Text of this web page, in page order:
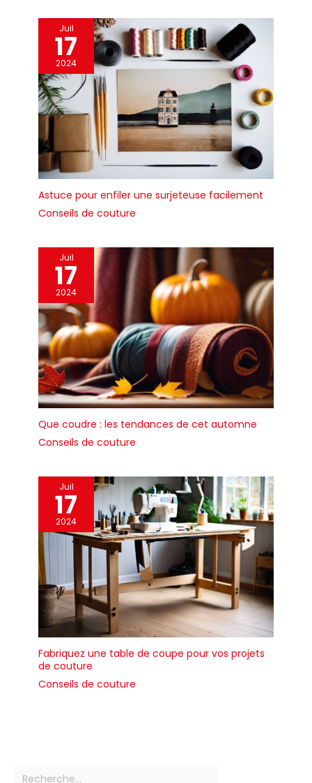
Juil
17
2024
Astuce pour enfiler une surjeteuse facilement
Conseils de couture
Juil
17
2024
Que coudre : les tendances de cet automne
Conseils de couture
Juil
17
2024
Fabriquez une table de coupe pour vos projets
de couture
Conseils de couture